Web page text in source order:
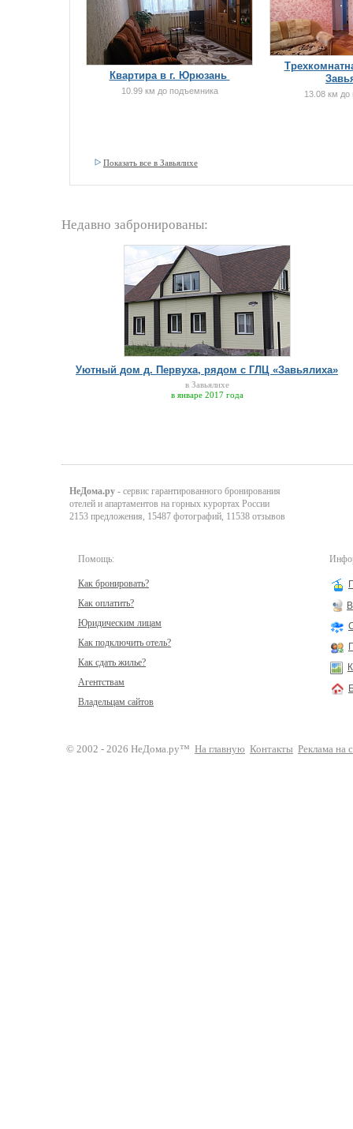
Квартира в г. Юрюзань
10.99 км до подъемника 13.08 км до
Показать все в Завьялихе
Недавно забронированы:
Уютный дом д. Первуха, рядом с ГЛЦ «Завьялиха»
в Завьялихе
в январе 2017 года
НеДома.ру - сервис гарантированного бронирования
отелей и апартаментов на горных курортах России
2153 предложения, 15487 фотографий, 11538 отзывов
Помощь:
Как бронировать?
Как оплатить?
Юридическим лицам
Как подключить отель?
Как сдать жилье?
Агентствам
Владельцам сайтов
© 2002 - 2026 НеДома.ру™ На главную Контакты Реклама на